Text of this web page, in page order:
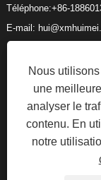
Téléphone:+86-
E-mail:
Copyright © 2024
Tous droits
Nous
une
analyser le
contenu. En
notre